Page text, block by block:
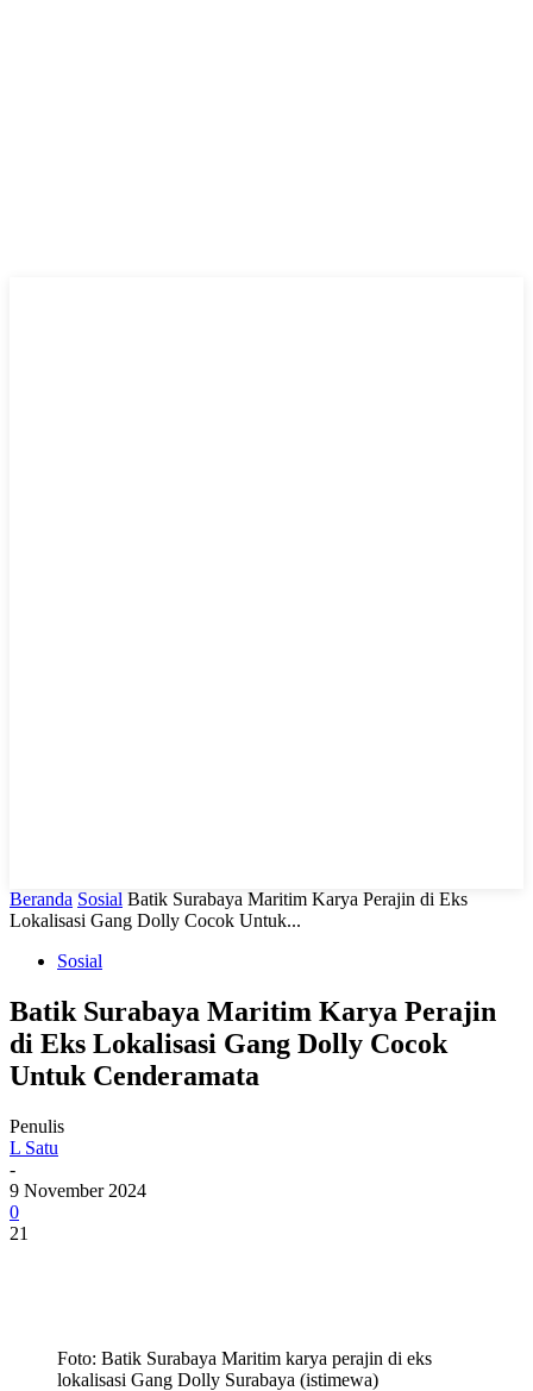
Beranda Sosial Batik Surabaya Maritim Karya Perajin di Eks
Lokalisasi Gang Dolly Cocok Untuk...
Sosial
Batik Surabaya Maritim Karya Perajin
di Eks Lokalisasi Gang Dolly Cocok
Untuk Cenderamata
Penulis
L Satu
-
9 November 2024
0
21
Foto: Batik Surabaya Maritim karya perajin di eks
lokalisasi Gang Dolly Surabaya (istimewa)